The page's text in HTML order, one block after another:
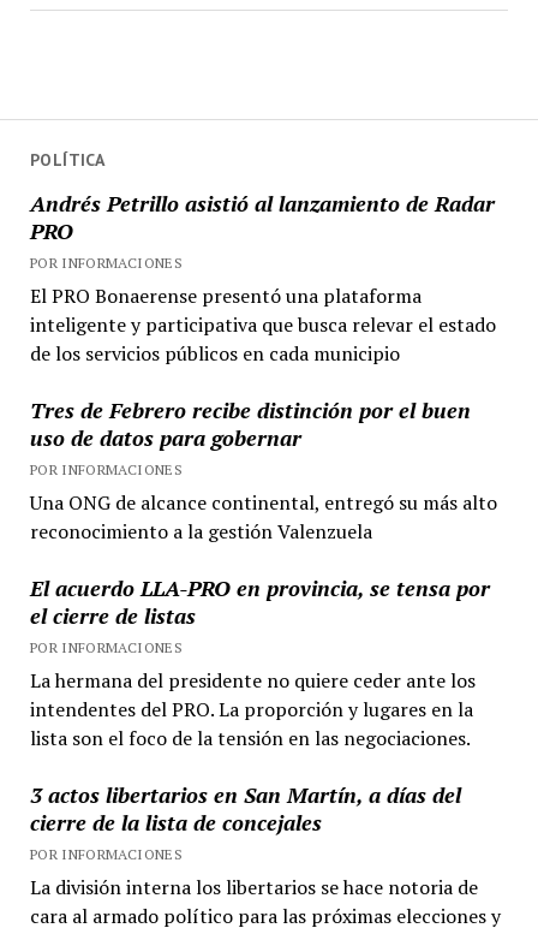
POLÍTICA
Andrés Petrillo asistió al lanzamiento de Radar
PRO
POR INFORMACIONES
El PRO Bonaerense presentó una plataforma
inteligente y participativa que busca relevar el estado
de los servicios públicos en cada municipio
Tres de Febrero recibe distinción por el buen
uso de datos para gobernar
POR INFORMACIONES
Una ONG de alcance continental, entregó su más alto
reconocimiento a la gestión Valenzuela
El acuerdo LLA-PRO en provincia, se tensa por
el cierre de listas
POR INFORMACIONES
La hermana del presidente no quiere ceder ante los
intendentes del PRO. La proporción y lugares en la
lista son el foco de la tensión en las negociaciones.
3 actos libertarios en San Martín, a días del
cierre de la lista de concejales
POR INFORMACIONES
La división interna los libertarios se hace notoria de
cara al armado político para las próximas elecciones y